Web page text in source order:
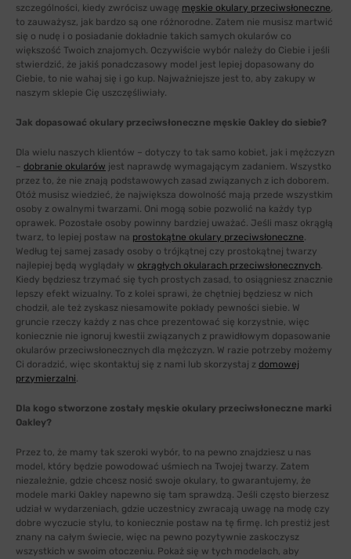
szczególności, kiedy zwrócisz uwagę męskie okulary przeciwsłoneczne,
to zauważysz, jak bardzo są one różnorodne. Zatem nie musisz martwić
się o nudę i o posiadanie dokładnie takich samych okularów co
większość Twoich znajomych. Oczywiście wybór należy do Ciebie i jeśli
stwierdzić, że jakiś ponadczasowy model jest lepiej dopasowany do
Ciebie, to nie wahaj się i go kup. Najważniejsze jest to, aby zakupy w
naszym sklepie Cię uszczęśliwiały.
Jak dopasować okulary przeciwsłoneczne męskie Oakley do siebie?
Dla wielu naszych klientów – dotyczy to tak samo kobiet, jak i mężczyzn
– dobranie okularów jest naprawdę wymagającym zadaniem. Wszystko
przez to, że nie znają podstawowych zasad związanych z ich doborem.
Otóż musisz wiedzieć, że największa dowolność mają przede wszystkim
osoby z owalnymi twarzami. Oni mogą sobie pozwolić na każdy typ
oprawek. Pozostałe osoby powinny bardziej uważać. Jeśli masz okrągłą
twarz, to lepiej postaw na prostokątne okulary przeciwsłoneczne.
Według tej samej zasady osoby o trójkątnej czy prostokątnej twarzy
najlepiej będą wyglądały w okrągłych okularach przeciwsłonecznych.
Kiedy będziesz trzymać się tych prostych zasad, to osiągniesz znacznie
lepszy efekt wizualny. To z kolei sprawi, że chętniej będziesz w nich
chodził, ale też zyskasz niesamowite pokłady pewności siebie. W
gruncie rzeczy każdy z nas chce prezentować się korzystnie, więc
koniecznie nie ignoruj kwestii związanych z prawidłowym dopasowanie
okularów przeciwsłonecznych dla mężczyzn. W razie potrzeby możemy
Ci doradzić, więc skontaktuj się z nami lub skorzystaj z domowej
przymierzalni.
Dla kogo stworzone zostały męskie okulary przeciwsłoneczne marki
Oakley?
Przez to, że mamy tak szeroki wybór, to na pewno znajdziesz u nas
model, który będzie powodować uśmiech na Twojej twarzy. Zatem
niezależnie, gdzie chcesz nosić swoje okulary, to gwarantujemy, że
modele marki Oakley napewno się tam sprawdzą. Jeśli często bierzesz
udział w wydarzeniach, gdzie uczestnicy zwracają uwagę na modę czy
dobre wyczucie stylu, to koniecznie postaw na tę firmę. Ich prestiż jest
znany na całym świecie, więc na pewno pozytywnie zaskoczysz
wszystkich w swoim otoczeniu. Pokaż się w tych modelach, aby